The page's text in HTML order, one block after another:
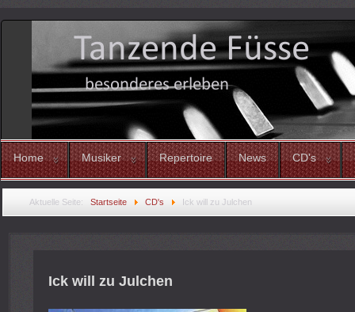
Home Musiker Repertoire News CD's
Aktuelle Seite: Startseite CD's Ick will zu Julchen
Ick will zu Julchen